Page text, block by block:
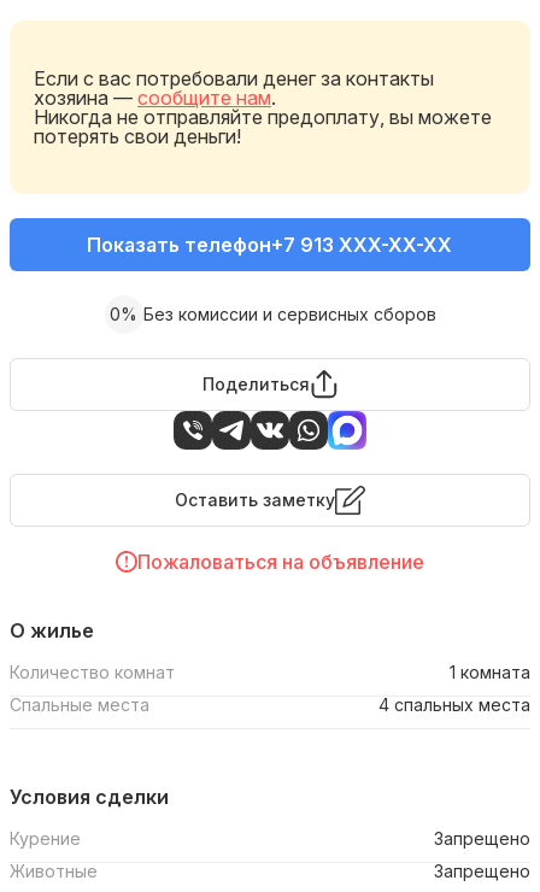
Если с вас потребовали денег за контакты
хозяина — сообщите нам.
Никогда не отправляйте предоплату, вы можете
потерять свои деньги!
Показать телефон+7 913 XXX-XX-XX
0% Без комиссии и сервисных сборов
Поделиться
Оставить заметку
Пожаловаться на объявление
О жилье
Количество комнат
1 комната
Спальные места
4 спальных места
Условия сделки
Курение
Запрещено
Животные
Запрещено